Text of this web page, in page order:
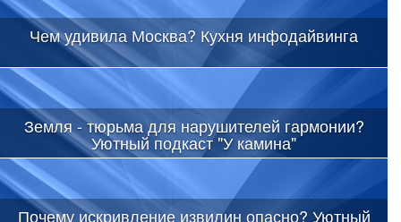
Чем удивила Москва? Кухня инфодайвинга
Земля - тюрьма для нарушителей гармонии?
Уютный подкаст "У камина"
Почему искривление извилин опасно? Уютный